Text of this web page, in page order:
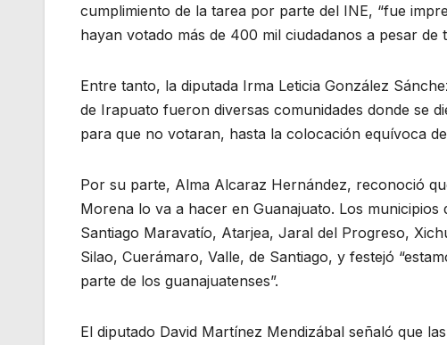
cumplimiento de la tarea por parte del INE, “fue
hayan votado más de 400 mil ciudadanos a pesar
Entre tanto, la diputada Irma Leticia González
de Irapuato fueron diversas comunidades donde se
para que no votaran, hasta la colocación equívoca
Por su parte, Alma Alcaraz Hernández, reconoció
Morena lo va a hacer en Guanajuato. Los
Santiago Maravatío, Atarjea, Jaral del Progreso,
Silao, Cuerámaro, Valle, de Santiago, y festejó
parte de los guanajuatenses”.
El diputado David Martínez Mendizábal señaló que